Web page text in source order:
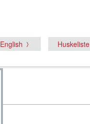
English Huskeliste